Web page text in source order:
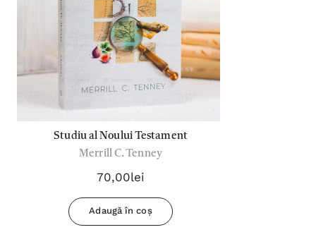
Studiu al Noului Testament
Merrill C. Tenney
70,00lei
Adaugă în coș